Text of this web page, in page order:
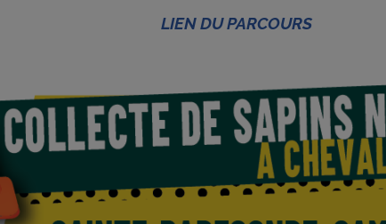
LIEN DU PARCOURS